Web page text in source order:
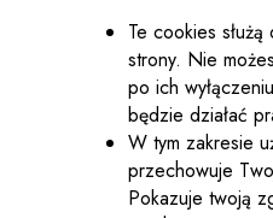
Te cookies
strony. Nie
po ich
będzie działać
W tym zakresie
przechowuje
Pokazuje twoją